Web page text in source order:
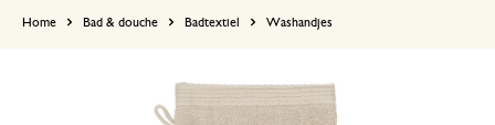
Home Bad & douche Badtextiel Washandjes